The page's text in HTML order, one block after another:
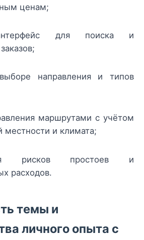
ценам;
для поиска и
направления и типов
маршрутами с учётом
местности и климата;
рисков простоев и
расходов.
темы и
личного опыта с